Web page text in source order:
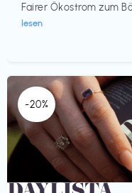
Fairer Ökostrom zum
lesen
-20%